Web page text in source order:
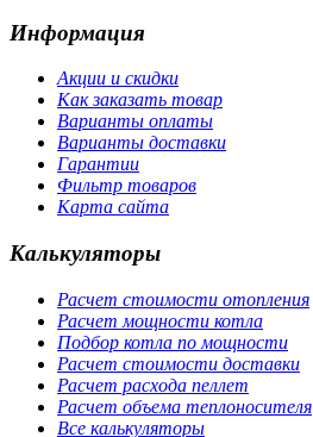
Информация
Акции и скидки
Как заказать товар
Варианты оплаты
Варианты доставки
Гарантии
Фильтр товаров
Карта сайта
Калькуляторы
Расчет стоимости отопления
Расчет мощности котла
Подбор котла по мощности
Расчет стоимости доставки
Расчет расхода пеллет
Расчет объема теплоносителя
Все калькуляторы